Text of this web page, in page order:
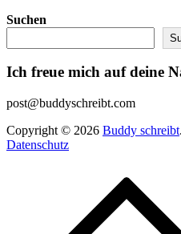
Suchen
Ich freue mich auf deine
post@buddyschreibt.com
Copyright © 2026 Buddy schreibt
Datenschutz